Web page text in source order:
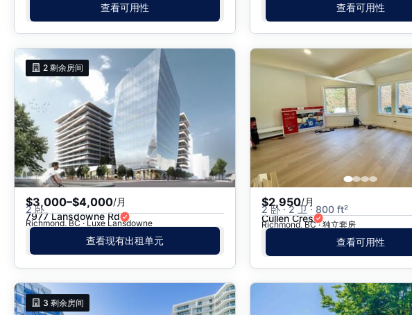
查看可用性 查看可用性
2 剩余房间
$3,000–$4,000/月
2 卧
7977 Lansdowne Rd
Richmond, BC · Luxe Lansdowne
查看现有出租单元
$2,950/月
2 卧 · 2 卫 · 800 ft²
Cullen Cres
Richmond, BC · 独立套房
查看可用性
3 剩余房间